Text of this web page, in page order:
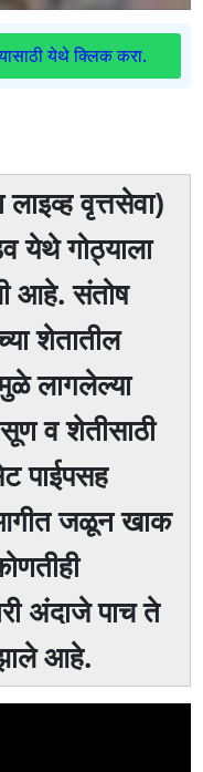
येथे क्लिक करा.
वृत्तसेवा)
येथे गोठ्याला
आहे. संतोष
शेतातील
लागलेल्या
व शेतीसाठी
पाईपसह
जळून खाक
अंदाजे पाच ते
आहे.